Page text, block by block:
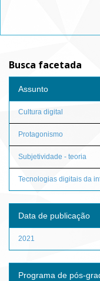
Busca facetada
Assunto
Cultura digital
Protagonismo
Subjetividade - teoria
Tecnologias digitais da
Data de publicação
2021
Programa de pós-